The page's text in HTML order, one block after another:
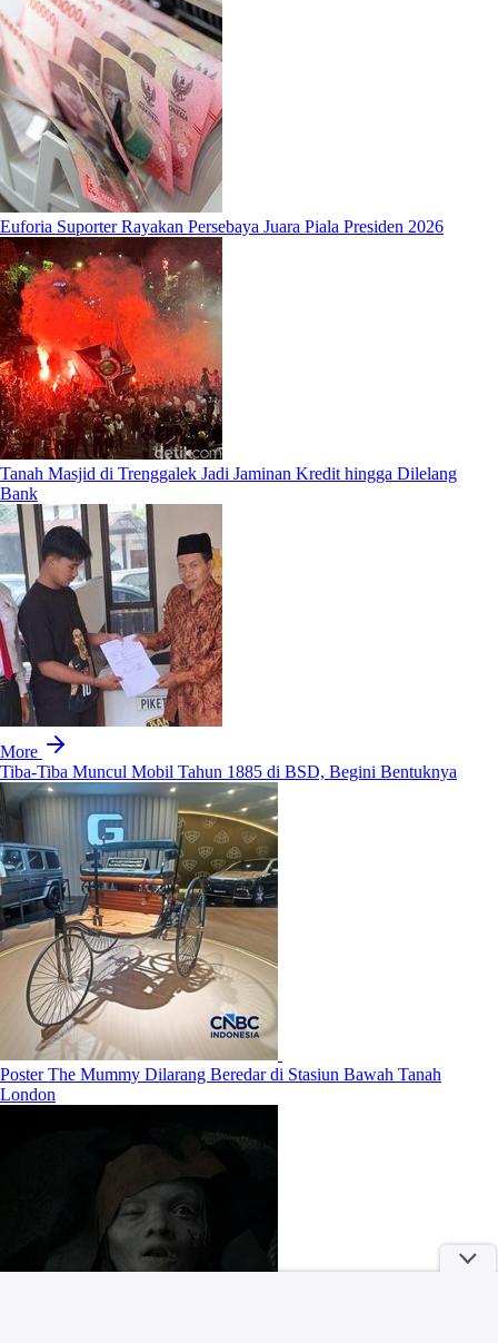
Euforia Suporter Rayakan Persebaya Juara Piala Presiden 2026
Tanah Masjid di Trenggalek Jadi Jaminan Kredit hingga Dilelang
Bank
More
Tiba-Tiba Muncul Mobil Tahun 1885 di BSD, Begini Bentuknya
Poster The Mummy Dilarang Beredar di Stasiun Bawah Tanah
London